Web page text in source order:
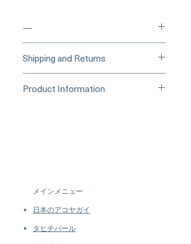
—
____Buy Securely on 1stDibs
Shipping and Returns
At Pearl Vogue, each piece is a
availability may vary at the time
of purchase.more details...
Product Information
Pearl
Size: 12-13mm
Quality: AAAA
メインメニュー
日本のアコヤガイ
タヒチパール